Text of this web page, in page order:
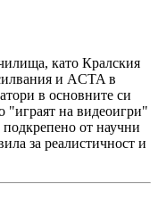
като Кралския
и ACTA в
в основните си
"играят на видеоигри"
подкрепено от научни
за реалистичност и